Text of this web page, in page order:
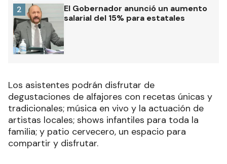
El Gobernador anunció un aumento
salarial del 15% para estatales
2
Los asistentes podrán disfrutar de
degustaciones de alfajores con recetas únicas y
tradicionales; música en vivo y la actuación de
artistas locales; shows infantiles para toda la
familia; y patio cervecero, un espacio para
compartir y disfrutar.